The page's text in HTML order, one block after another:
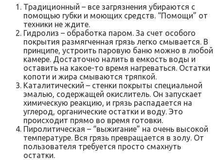
Традиционный – все загрязнения убираются с
помощью губки и моющих средств. “Помощи” от
техники не ждите.
Гидролиз – обработка паром. За счет особого
покрытия размягченная грязь легко смывается. В
принципе, устроить паровую баню можно в любой
камере. Достаточно налить в емкость воды и
оставить на какое-то время нагреваться. Остатки
копоти и жира смываются тряпкой.
Каталитический – стенки покрыты специальной
эмалью, содержащей окислитель. Он запускает
химическую реакцию, и грязь распадается на
углерод, органические остатки и воду. Это
происходит прямо во время готовки.
Пиролитическая – “выжигание” на очень высокой
температуре. Вся грязь превращается в золу. От
пользователя требуется просто смахнуть
остатки.